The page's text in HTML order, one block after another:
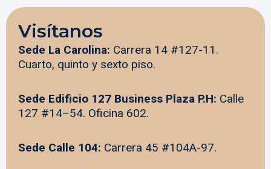
Visítanos
Sede La Carolina: Carrera 14 #127-11.
Cuarto, quinto y sexto piso.
Sede Edificio 127 Business Plaza P.H: Calle
127 #14–54. Oficina 602.
Sede Calle 104: Carrera 45 #104A-97.